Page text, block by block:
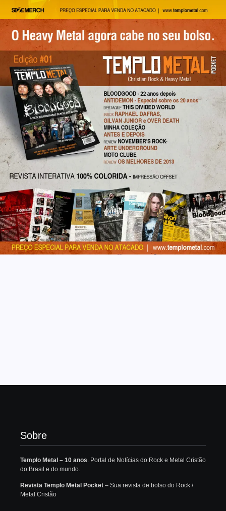
Sobre
Templo Metal – 10 anos . Portal de Notícias do Rock e Metal Cristão
do Brasil e do mundo.
Revista Templo Metal Pocket – Sua revista de bolso do Rock /
Metal Cristão